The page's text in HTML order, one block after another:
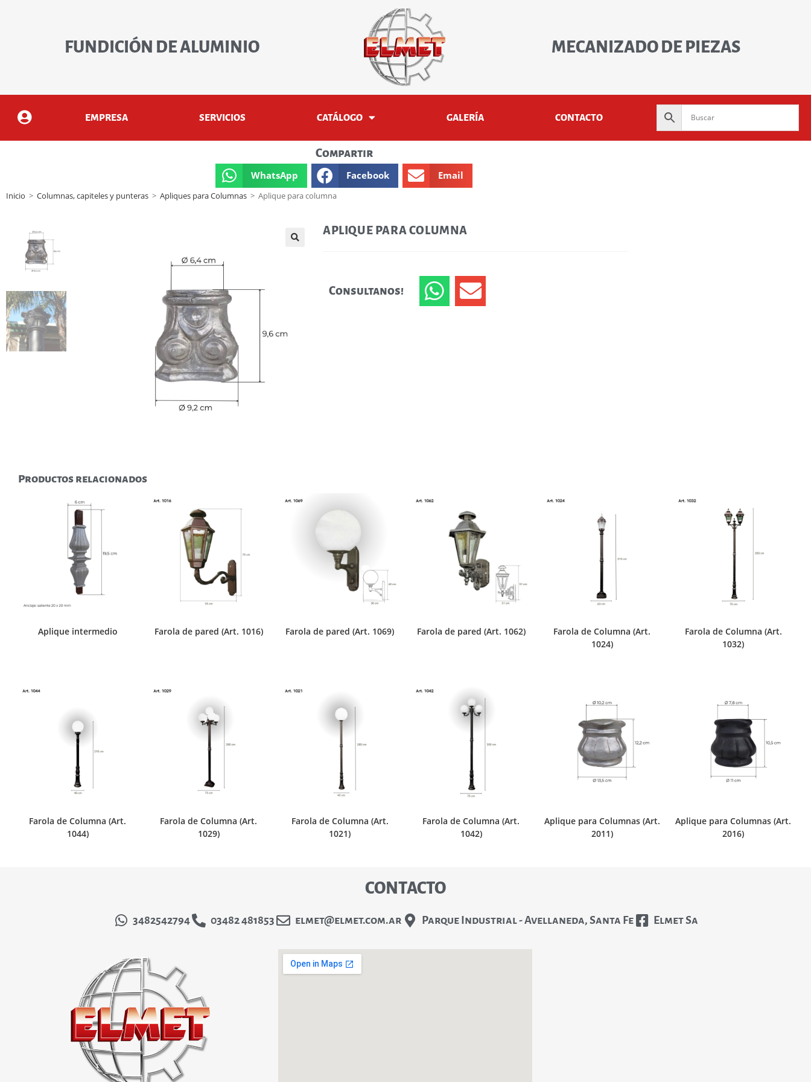
FUNDICIÓN DE ALUMINIO MECANIZADO DE PIEZAS
EMPRESA SERVICIOS CATÁLOGO GALERÍA CONTACTO
Compartir
WhatsApp Facebook Email
Inicio > Columnas, capiteles y punteras > Apliques para Columnas > Aplique para columna
APLIQUE PARA COLUMNA
Consultanos!
Productos relacionados
Aplique intermedio Farola de pared (Art. 1016) Farola de pared (Art. 1069) Farola de pared (Art. 1062)
Farola de Columna (Art.
1024)
Farola de Columna (Art.
1032)
Farola de Columna (Art.
1044)
Farola de Columna (Art.
1029)
Farola de Columna (Art.
1021)
Farola de Columna (Art.
1042)
Aplique para Columnas (Art.
2011)
Aplique para Columnas (Art.
2016)
CONTACTO
3482542794 03482 481853 elmet@elmet.com.ar Parque Industrial - Avellaneda, Santa Fe Elmet Sa